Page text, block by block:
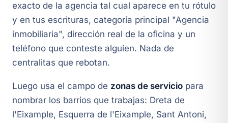
exacto de la agencia tal cual aparece en tu rótulo
y en tus escrituras, categoría principal "Agencia
inmobiliaria", dirección real de la oficina y un
teléfono que conteste alguien. Nada de
centralitas que rebotan.
Luego usa el campo de zonas de servicio para
nombrar los barrios que trabajas: Dreta de
l'Eixample, Esquerra de l'Eixample, Sant Antoni,